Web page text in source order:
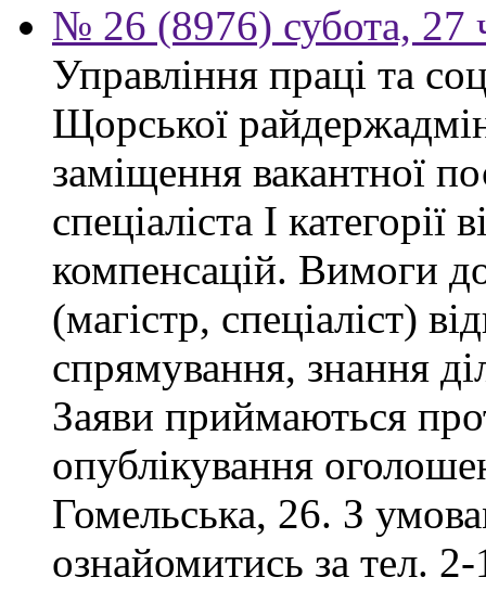
№ 26 (8976) субота, 27
Управління праці та
Щорської
заміщення вакантної
спеціаліста І
компенсацій. Вимоги
(магістр, спеціаліст)
спрямування, знання
Заяви приймаються
опублікування
Гомельська, 26. З
ознайомитись за тел.